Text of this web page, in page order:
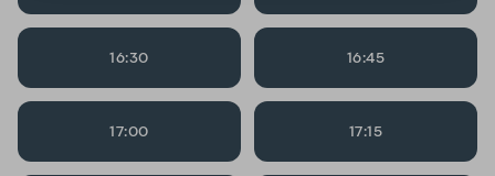
16:30 16:45
17:00 17:15